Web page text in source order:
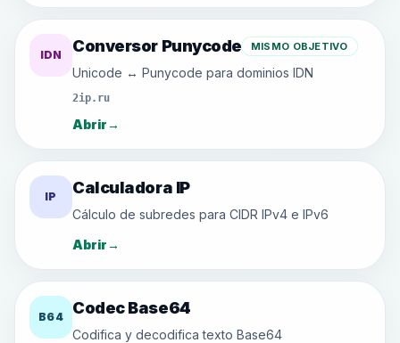
IDN Conversor Punycode MISMO OBJETIVO
Unicode ↔ Punycode para dominios IDN
2ip.ru
Abrir→
IP Calculadora IP
Cálculo de subredes para CIDR IPv4 e IPv6
Abrir→
B64 Codec Base64
Codifica y decodifica texto Base64